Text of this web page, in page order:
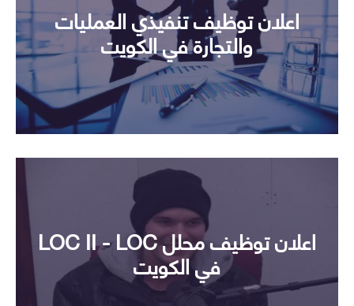
اعلان توظيف تنفيذي العمليات
والتجارة في الكويت
اعلان توظيف محلل LOC II - LOC
في الكويت